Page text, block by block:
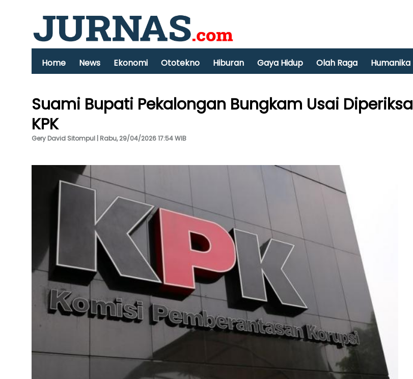
Home News Ekonomi Ototekno Hiburan Gaya Hidup Olah Raga Humanika
Suami Bupati Pekalongan Bungkam Usai Diperiksa
KPK
Gery David Sitompul | Rabu, 29/04/2026 17:54 WIB